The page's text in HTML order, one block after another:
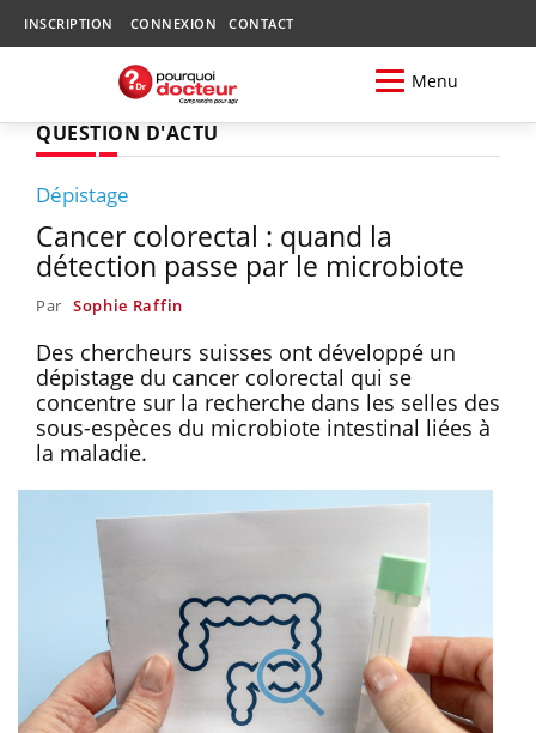
INSCRIPTION CONNEXION CONTACT
Menu
QUESTION D'ACTU
Dépistage
Cancer colorectal : quand la
détection passe par le microbiote
Par Sophie Raffin
Des chercheurs suisses ont développé un
dépistage du cancer colorectal qui se
concentre sur la recherche dans les selles des
sous-espèces du microbiote intestinal liées à
la maladie.